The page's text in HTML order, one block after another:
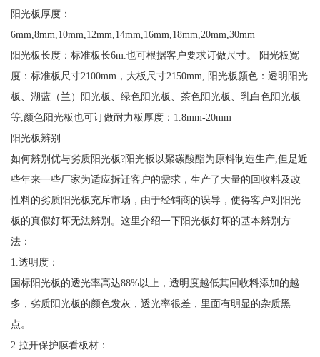
阳光板厚度：
6mm,8mm,10mm,12mm,14mm,16mm,18mm,20mm,30mm
阳光板长度：标准板长6m.也可根据客户要求订做尺寸。 阳光板宽
度：标准板尺寸2100mm，大板尺寸2150mm, 阳光板颜色：透明阳光
板、湖蓝（兰）阳光板、绿色阳光板、茶色阳光板、乳白色阳光板
等,颜色阳光板也可订做耐力板厚度：1.8mm-20mm
阳光板辨别
如何辨别优与劣质阳光板?阳光板以聚碳酸酯为原料制造生产,但是近
些年来一些厂家为适应拆迁客户的需求，生产了大量的回收料及改
性料的劣质阳光板充斥市场，由于经销商的误导，使得客户对阳光
板的真假好坏无法辨别。这里介绍一下阳光板好坏的基本辨别方
法：
1.透明度：
国标阳光板的透光率高达88%以上，透明度越低其回收料添加的越
多，劣质阳光板的颜色发灰，透光率很差，里面有明显的杂质黑
点。
2.拉开保护膜看板材：